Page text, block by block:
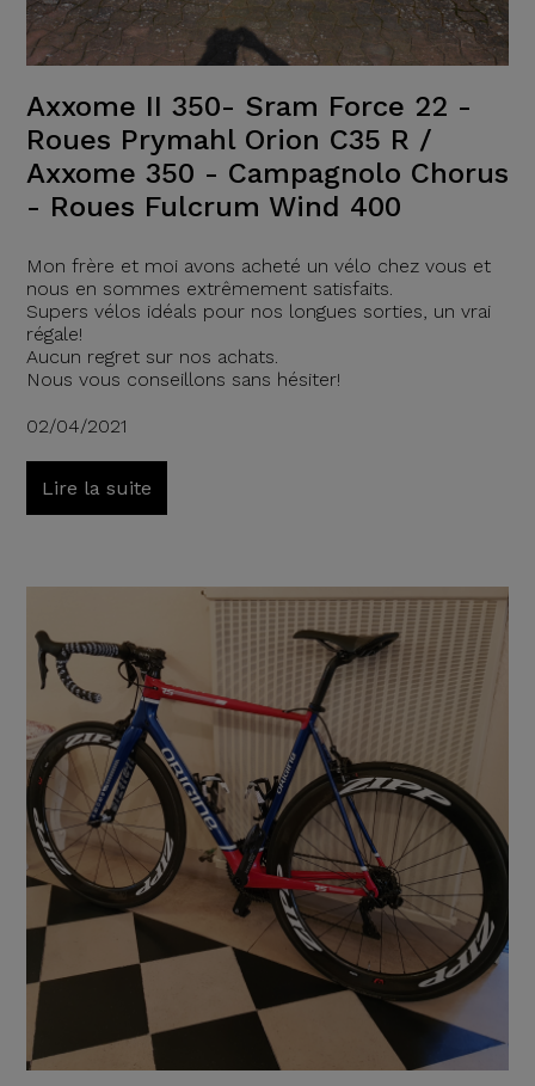
Axxome II 350- Sram Force 22 -
Roues Prymahl Orion C35 R /
Axxome 350 - Campagnolo Chorus
- Roues Fulcrum Wind 400
Mon frère et moi avons acheté un vélo chez vous et
nous en sommes extrêmement satisfaits.
Supers vélos idéals pour nos longues sorties, un vrai
régale!
Aucun regret sur nos achats.
Nous vous conseillons sans hésiter!
02/04/2021
Lire la suite